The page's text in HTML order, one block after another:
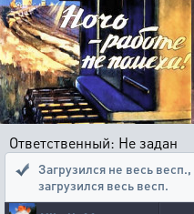
Ответственный: Не задан
Загрузился не весь весп.,
загрузился весь весп.